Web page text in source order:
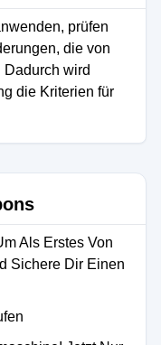
prüfen
die von
Dadurch wird
die Kriterien für
Als Erstes Von
Sichere Dir Einen